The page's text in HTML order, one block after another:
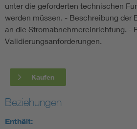
unter die geforderten technischen
werden müssen. - Beschreibung der
an die Stromabnehmereinrichtung. -
Validierungsanforderungen.
Kaufen
Beziehungen
Enthält: